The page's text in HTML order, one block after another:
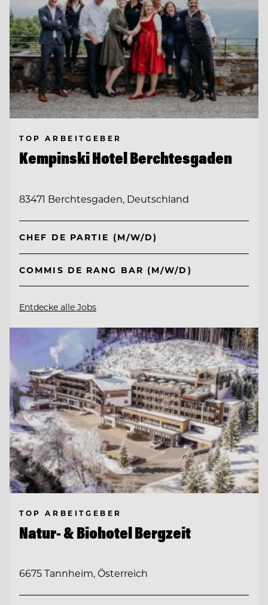
TOP ARBEITGEBER
Kempinski Hotel Berchtesgaden
83471 Berchtesgaden, Deutschland
CHEF DE PARTIE (M/W/D)
COMMIS DE RANG BAR (M/W/D)
Entdecke alle Jobs
TOP ARBEITGEBER
Natur- & Biohotel Bergzeit
6675 Tannheim, Österreich